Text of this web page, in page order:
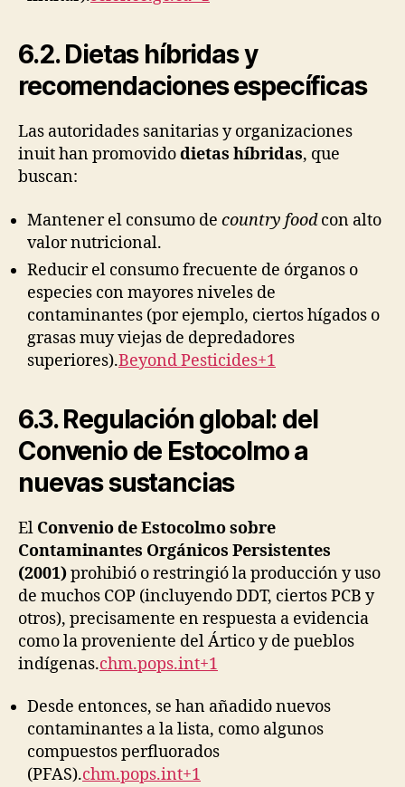
6.2. Dietas híbridas y
recomendaciones específicas
Las autoridades sanitarias y organizaciones
inuit han promovidodietas híbridas, que
buscan:
Mantener el consumo de country foodcon alto
valor nutricional.
Reducir el consumo frecuente de órganos o
especies con mayores niveles de
contaminantes (por ejemplo, ciertos hígados o
grasas muy viejas de depredadores
superiores).Beyond Pesticides+1
6.3. Regulación global: del
Convenio de Estocolmo a
nuevas sustancias
El Convenio de Estocolmo sobre
Contaminantes Orgánicos Persistentes
(2001)prohibió o restringió la producción y uso
de muchos COP (incluyendo DDT, ciertos PCB y
otros), precisamente en respuesta a evidencia
como la proveniente del Ártico y de pueblos
indígenas.chm.pops.int+1
Desde entonces, se han añadido nuevos
contaminantes a la lista, como algunos
compuestos perfluorados
(PFAS).chm.pops.int+1